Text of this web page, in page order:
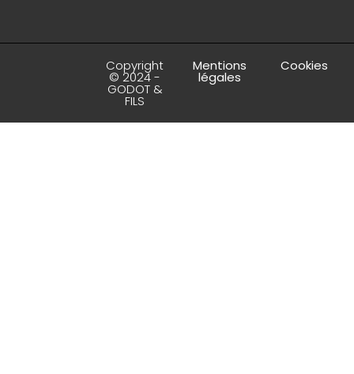
Copyright
© 2024 -
GODOT &
FILS
Mentions
légales
Cookies